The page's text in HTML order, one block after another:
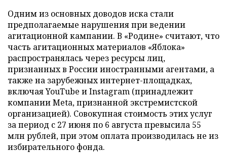
Одним из основных доводов иска стали
предполагаемые нарушения при ведении
агитационной кампании. В «Родине» считают, что
часть агитационных материалов «Яблока»
распространялась через ресурсы лиц,
признанных в России иностранными агентами, а
также на зарубежных интернет-площадках,
включая YouTube и Instagram (принадлежит
компании Meta, признанной экстремистской
организацией). Совокупная стоимость этих услуг
за период с 27 июня по 6 августа превысила 55
млн рублей, при этом оплата производилась не из
избирательного фонда.